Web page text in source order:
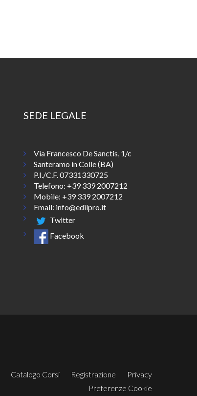
SEDE LEGALE
Via Francesco De Sanctis, 1/c
Santeramo in Colle (BA)
P.I./C.F. 07331330725
Telefono: +39 339 2007212
Mobile: +39 339 2007212
Email: info@edilpro.it
Twitter
Facebook
Catalogo Corsi Registrazione
Privacy
Preferenze Cookie